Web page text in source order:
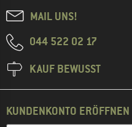
MAIL UNS!
044 522 02 17
KAUF BEWUSST
KUNDENKONTO ERÖFFNEN